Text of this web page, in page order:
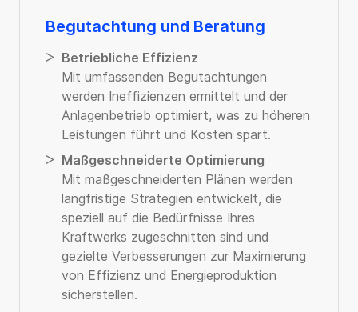
Begutachtung und Beratung
Betriebliche Effizienz
Mit umfassenden Begutachtungen
werden Ineffizienzen ermittelt und der
Anlagenbetrieb optimiert, was zu höheren
Leistungen führt und Kosten spart.
Maßgeschneiderte Optimierung
Mit maßgeschneiderten Plänen werden
langfristige Strategien entwickelt, die
speziell auf die Bedürfnisse Ihres
Kraftwerks zugeschnitten sind und
gezielte Verbesserungen zur Maximierung
von Effizienz und Energieproduktion
sicherstellen.